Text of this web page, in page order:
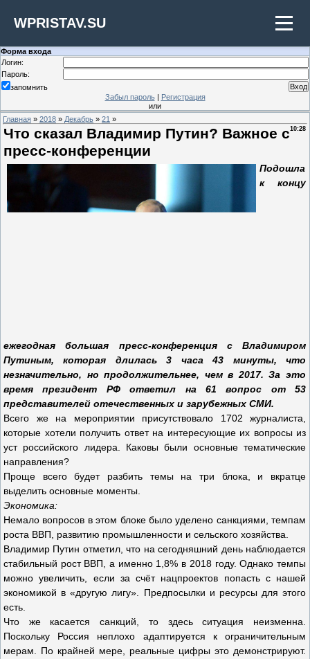
WPRISTAV.SU
Форма входа
Логин:
Пароль:
запомнить
Забыл пароль| Регистрация
или
Главная » 2018 » Декабрь » 21 »
10:28
Что сказал Владимир Путин? Важное с
пресс-конференции
Подошла
к концу
ежегодная большая пресс-конференция с Владимиром
Путиным, которая длилась 3 часа 43 минуты, что
незначительно, но продолжительнее, чем в 2017. За это
время президент РФ ответил на 61 вопрос от 53
представителей отечественных и зарубежных СМИ.
Всего же на мероприятии присутствовало 1702 журналиста,
которые хотели получить ответ на интересующие их вопросы из
уст российского лидера. Каковы были основные тематические
направления?
Проще всего будет разбить темы на три блока, и вкратце
выделить основные моменты.
Экономика:
Немало вопросов в этом блоке было уделено санкциями, темпам
роста ВВП, развитию промышленности и сельского хозяйства.
Владимир Путин отметил, что на сегодняшний день наблюдается
стабильный рост ВВП, а именно 1,8% в 2018 году. Однако темпы
можно увеличить, если за счёт нацпроектов попасть с нашей
экономикой в «другую лигу». Предпосылки и ресурсы для этого
есть.
Что же касается санкций, то здесь ситуация неизменна.
Поскольку Россия неплохо адаптируется к ограничительным
мерам. По крайней мере, реальные цифры это демонстрируют.